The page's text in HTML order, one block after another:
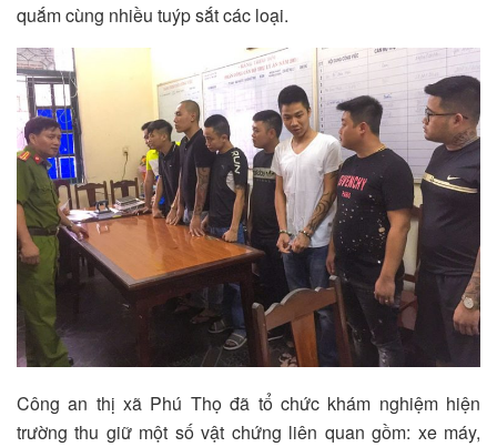
quắm cùng nhiều tuýp sắt các loại.
Công an thị xã Phú Thọ đã tổ chức khám nghiệm hiện
trường thu giữ một số vật chứng liên quan gồm: xe máy,